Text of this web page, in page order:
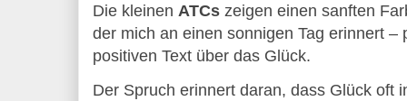
Die kleinen ATCs zeigen einen sanften
der mich an einen sonnigen Tag erinnert –
positiven Text über das Glück.
Der Spruch erinnert daran, dass Glück oft